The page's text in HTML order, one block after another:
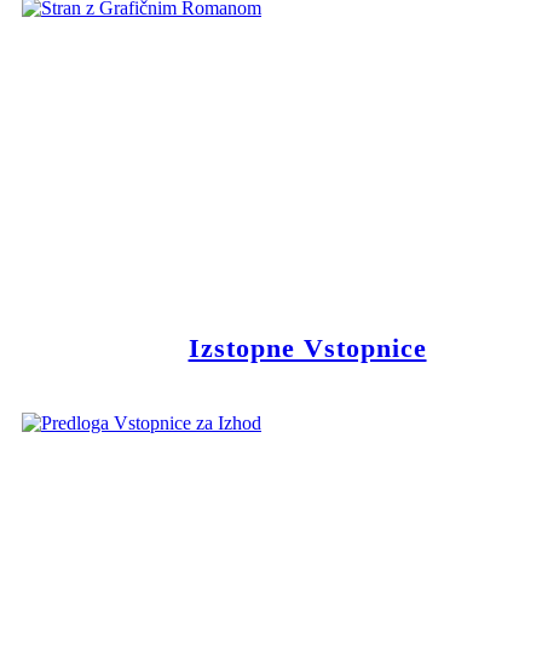
Izstopne Vstopnice